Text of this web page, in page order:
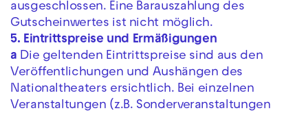
ausgeschlossen. Eine Barauszahlung des
Gutscheinwertes ist nicht möglich.
5. Eintrittspreise und Ermäßigungen
a Die geltenden Eintrittspreise sind aus den
Veröffentlichungen und Aushängen des
Nationaltheaters ersichtlich. Bei einzelnen
Veranstaltungen (z.B. Sonderveranstaltungen